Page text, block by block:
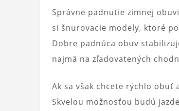
Správne padnutie zimnej
si šnurovacie modely, ktoré
Dobre padnúca obuv
najmä na zľadovatených
Ak sa však chcete rýchlo obuť
Skvelou možnosťou budú